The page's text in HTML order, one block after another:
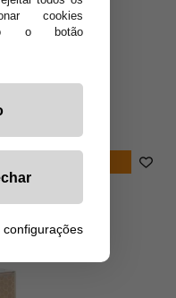
cookies
o botão
configurações